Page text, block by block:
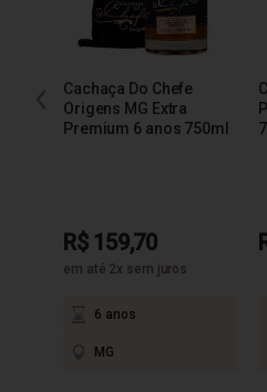
Cachaça Do Chefe
Origens MG Extra
Premium 6 anos 750ml
R$ 159,70
em até 2x sem juros
6 anos
MG